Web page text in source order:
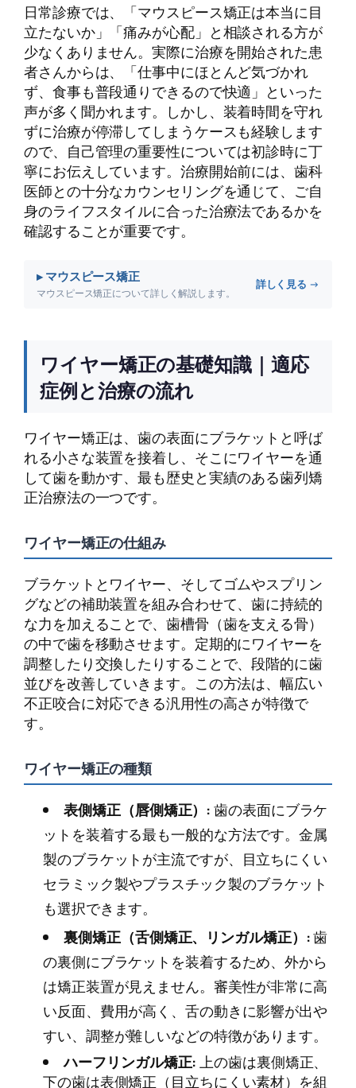
日常診療では、「マウスピース矯正は本当に目
立たないか」「痛みが心配」と相談される方が
少なくありません。実際に治療を開始された患
者さんからは、「仕事中にほとんど気づかれ
ず、食事も普段通りできるので快適」といった
声が多く聞かれます。しかし、装着時間を守れ
ずに治療が停滞してしまうケースも経験します
ので、自己管理の重要性については初診時に丁
寧にお伝えしています。治療開始前には、歯科
医師との十分なカウンセリングを通じて、ご自
身のライフスタイルに合った治療法であるかを
確認することが重要です。
▸ マウスピース矯正
マウスピース矯正について詳しく解説します。
詳しく見る →
ワイヤー矯正の基礎知識｜適応
症例と治療の流れ
ワイヤー矯正は、歯の表面にブラケットと呼ば
れる小さな装置を接着し、そこにワイヤーを通
して歯を動かす、最も歴史と実績のある歯列矯
正治療法の一つです。
ワイヤー矯正の仕組み
ブラケットとワイヤー、そしてゴムやスプリン
グなどの補助装置を組み合わせて、歯に持続的
な力を加えることで、歯槽骨（歯を支える骨）
の中で歯を移動させます。定期的にワイヤーを
調整したり交換したりすることで、段階的に歯
並びを改善していきます。この方法は、幅広い
不正咬合に対応できる汎用性の高さが特徴で
す。
ワイヤー矯正の種類
表側矯正（唇側矯正）:歯の表面にブラケ
ットを装着する最も一般的な方法です。金属
製のブラケットが主流ですが、目立ちにくい
セラミック製やプラスチック製のブラケット
も選択できます。
裏側矯正（舌側矯正、リンガル矯正）:歯
の裏側にブラケットを装着するため、外から
は矯正装置が見えません。審美性が非常に高
い反面、費用が高く、舌の動きに影響が出や
すい、調整が難しいなどの特徴があります。
ハーフリンガル矯正:上の歯は裏側矯正、
下の歯は表側矯正（目立ちにくい素材）を組